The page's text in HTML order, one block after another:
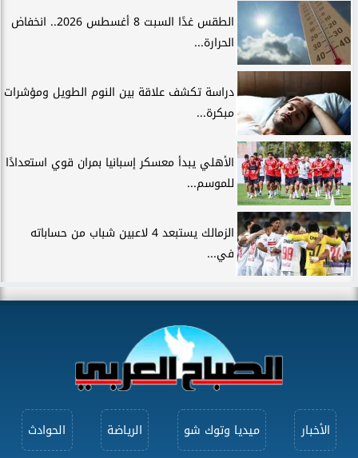
الطقس غدًا السبت 8 أغسطس 2026.. انخفاض
الحرارة...
دراسة تكشف علاقة بين النوم الطويل ومؤشرات
مبكرة...
الأهلي يبدأ معسكر إسبانيا بمران قوي استعدادًا
للموسم...
الزمالك يستبعد 4 لاعبين شباب من حساباته
في...
الأخبار ميديا وتوك شو الرياضة الحوادث